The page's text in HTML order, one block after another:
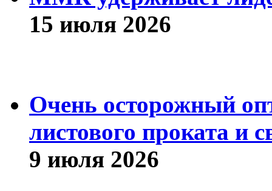
15 июля 2026
Очень осторожный
листового проката и
9 июля 2026